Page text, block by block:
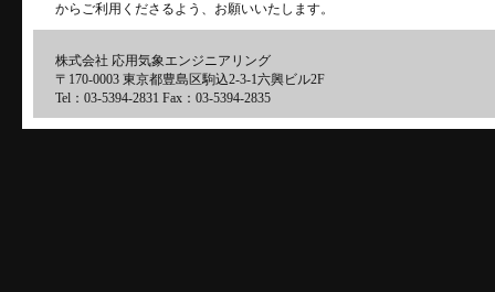
からご利用くださるよう、お願いいたします。
株式会社 応用気象エンジニアリング
〒170-0003 東京都豊島区駒込2-3-1六興ビル2F
Tel：03-5394-2831 Fax：03-5394-2835